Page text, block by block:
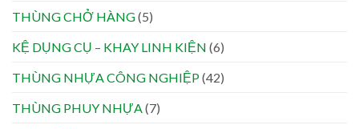
THÙNG CHỞ HÀNG(5)
KỆ DỤNG CỤ – KHAY LINH KIỆN (6)
THÙNG NHỰA CÔNG NGHIỆP(42)
THÙNG PHUY NHỰA(7)